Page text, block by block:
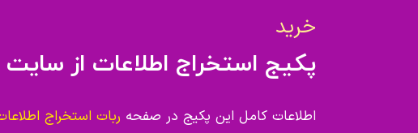
خرید
پکیج استخراج اطلاعات از سایت
اطلاعات کامل این پکیج در صفحه ربات استخراج